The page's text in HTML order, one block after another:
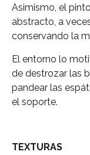
Asimismo, el
abstracto, a
conservando la
El entorno lo
de destrozar las
pandear las
el soporte.
TEXTURAS